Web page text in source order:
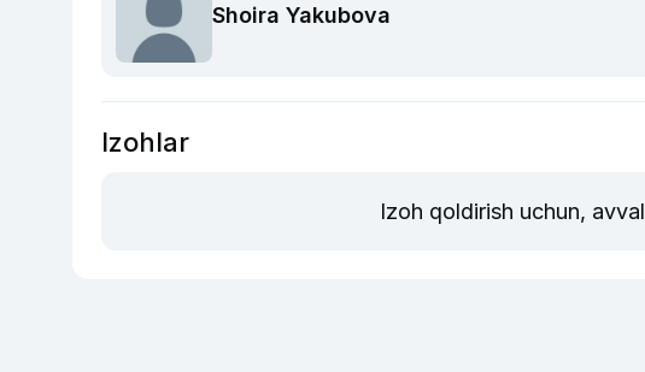
Shoira Yakubova
Izohlar
Izoh qoldirish uchun, avval